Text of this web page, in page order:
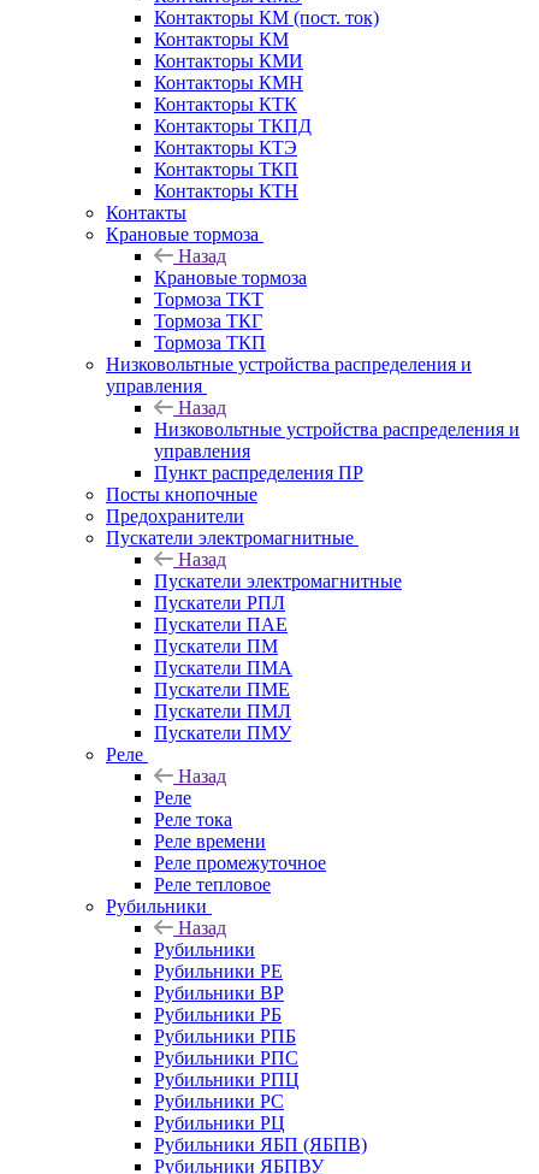
Контакторы КМ (пост. ток)
Контакторы КМ
Контакторы КМИ
Контакторы КМН
Контакторы КТК
Контакторы ТКПД
Контакторы КТЭ
Контакторы ТКП
Контакторы КТН
Контакты
Крановые тормоза
Назад
Крановые тормоза
Тормоза ТКТ
Тормоза ТКГ
Тормоза ТКП
Низковольтные устройства распределения и
управления
Назад
Низковольтные устройства распределения и
управления
Пункт распределения ПР
Посты кнопочные
Предохранители
Пускатели электромагнитные
Назад
Пускатели электромагнитные
Пускатели РПЛ
Пускатели ПАЕ
Пускатели ПМ
Пускатели ПМА
Пускатели ПМЕ
Пускатели ПМЛ
Пускатели ПМУ
Реле
Назад
Реле
Реле тока
Реле времени
Реле промежуточное
Реле тепловое
Рубильники
Назад
Рубильники
Рубильники РЕ
Рубильники ВР
Рубильники РБ
Рубильники РПБ
Рубильники РПС
Рубильники РПЦ
Рубильники РС
Рубильники РЦ
Рубильники ЯБП (ЯБПВ)
Рубильники ЯБПВУ